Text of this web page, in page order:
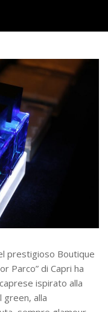
prestigioso Boutique
Parco” di Capri ha
ispirato alla
green, alla